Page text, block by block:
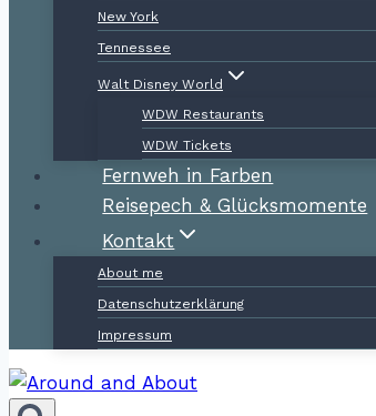
New York
Tennessee
Walt Disney World
WDW Restaurants
WDW Tickets
Fernweh in Farben
Reisepech & Glücksmomente
Kontakt
About me
Datenschutzerklärung
Impressum